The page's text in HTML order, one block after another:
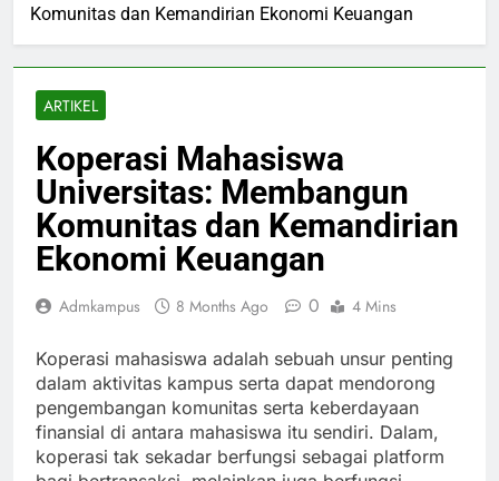
Komunitas dan Kemandirian Ekonomi Keuangan
ARTIKEL
Koperasi Mahasiswa
Universitas: Membangun
Komunitas dan Kemandirian
Ekonomi Keuangan
Admkampus 8 Months Ago 0 4 Mins
Koperasi mahasiswa adalah sebuah unsur penting
dalam aktivitas kampus serta dapat mendorong
pengembangan komunitas serta keberdayaan
finansial di antara mahasiswa itu sendiri. Dalam,
koperasi tak sekadar berfungsi sebagai platform